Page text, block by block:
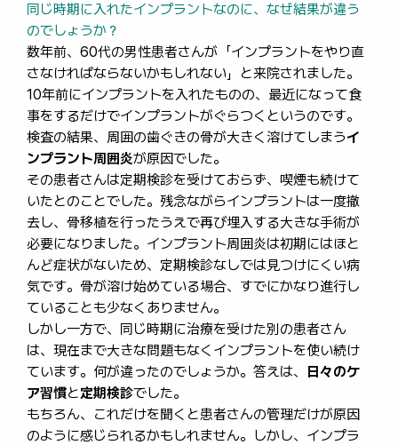
同じ時期に入れたインプラントなのに、なぜ結果が違う
のでしょうか？
数年前、60代の男性患者さんが「インプラントをやり直
さなければならないかもしれない」と来院されました。
10年前にインプラントを入れたものの、最近になって食
事をするだけでインプラントがぐらつくというのです。
検査の結果、周囲の歯ぐきの骨が大きく溶けてしまうイ
ンプラント周囲炎が原因でした。
その患者さんは定期検診を受けておらず、喫煙も続けて
いたとのことでした。残念ながらインプラントは一度撤
去し、骨移植を行ったうえで再び埋入する大きな手術が
必要になりました。インプラント周囲炎は初期にはほと
んど症状がないため、定期検診なしでは見つけにくい病
気です。骨が溶け始めている場合、すでにかなり進行し
ていることも少なくありません。
しかし一方で、同じ時期に治療を受けた別の患者さん
は、現在まで大きな問題もなくインプラントを使い続け
ています。何が違ったのでしょうか。答えは、
日々のケ
ア習慣と定期検診でした。
もちろん、これだけを聞くと患者さんの管理だけが原因
のように感じられるかもしれません。しかし、インプラ